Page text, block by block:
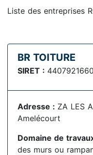
Liste des entreprises
BR TOITURE
SIRET :
Adresse : ZA LES
Amelécourt
Domaine de
des murs ou